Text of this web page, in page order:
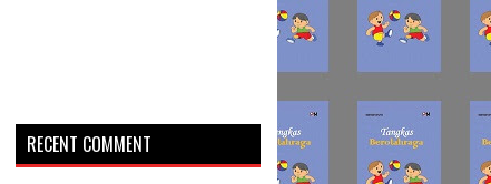
RECENT COMMENT